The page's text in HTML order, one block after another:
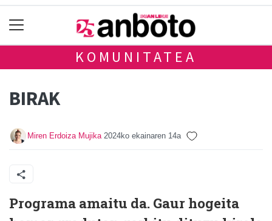
KOMUNITATEA
BIRAK
Miren Erdoiza Mujika 2024ko ekainaren 14a
Programa amaitu da. Gaur hogeita